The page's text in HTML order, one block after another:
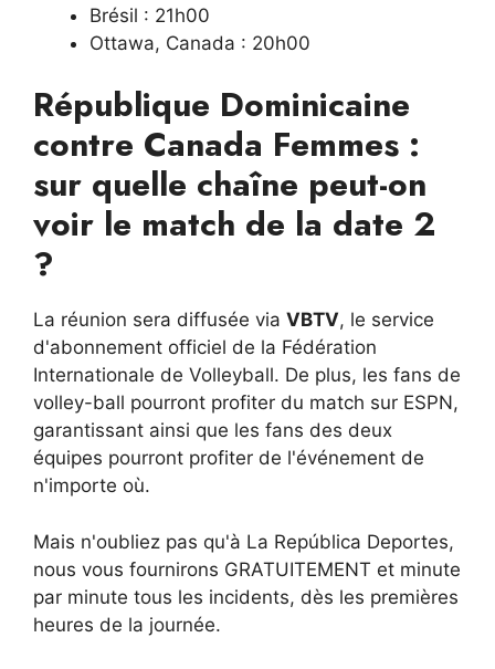
Brésil : 21h00
Ottawa, Canada : 20h00
République Dominicaine
contre Canada Femmes :
sur quelle chaîne peut-on
voir le match de la date 2
?
La réunion sera diffusée via VBTV, le service
d'abonnement officiel de la Fédération
Internationale de Volleyball. De plus, les fans de
volley-ball pourront profiter du match sur ESPN,
garantissant ainsi que les fans des deux
équipes pourront profiter de l'événement de
n'importe où.
Mais n'oubliez pas qu'à La República Deportes,
nous vous fournirons GRATUITEMENT et minute
par minute tous les incidents, dès les premières
heures de la journée.